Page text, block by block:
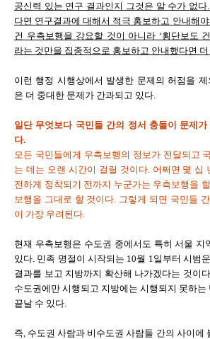
공신력 있는 연구 결과인지 그것은 알 수가 없
다면 연구결과에 대해서 적극 홍보하고 안내해
건 우측보행을 강요할 것이 아니라 ‘횡단보도
라는 것만을 집중적으로 홍보하고 안내했다면
이런 행정 시행상에서 발생한 문제의 허점을
은 더 중대한 문제가 간과되고 있다.
일단 무엇보다 국민들 간의 정서 충돌이 문제
다.
모든 국민들에게 우측보행의 정보가 전달되고
는 데는 오랜 시간이 걸릴 것이다. 어쩌면 몇 십
전하게 정착되기 전까지 누군가는 우측보행을
보행을 그대로 할 것이다. 그렇게 되면 국민들
이 가장 우려된다.
현재 우측보행은 수도권 중에서도 특히 서울 지
있다. 민족 명절이 시작되는 10월 1일부터 시범
결과를 보고 지방까지 확산해 나가겠다는 것이
수도권에만 시행되고 지방에는 시행되지 못하
끝날 수 있다.
즉, 수도권 사람과 비수도권 사람들 간의 사이에